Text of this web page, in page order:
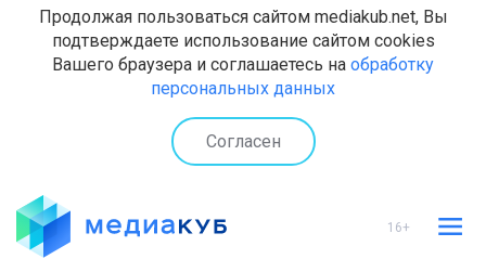
Продолжая пользоваться сайтом mediakub.net, Вы
подтверждаете использование сайтом cookies
Вашего браузера и соглашаетесь на обработку
персональных данных
Согласен
16+